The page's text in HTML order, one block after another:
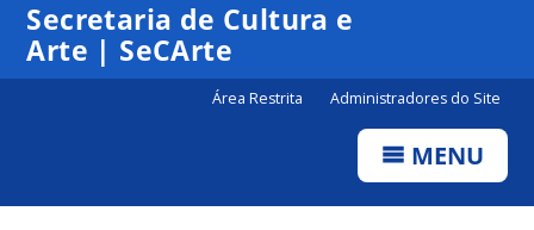
Secretaria de Cultura e
Arte | SeCArte
Área Restrita Administradores do Site
MENU